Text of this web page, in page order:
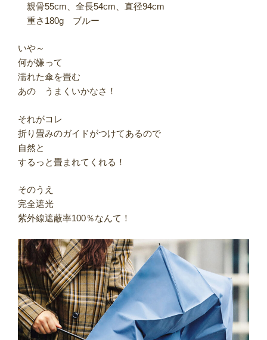
親骨55cm、全長54cm、直径94cm
重さ180g ブルー
いや～
何が嫌って
濡れた傘を畳む
あの うまくいかなさ！
それがコレ
折り畳みのガイドがつけてあるので
自然と
するっと畳まれてくれる！
そのうえ
完全遮光
紫外線遮蔽率100％なんて！